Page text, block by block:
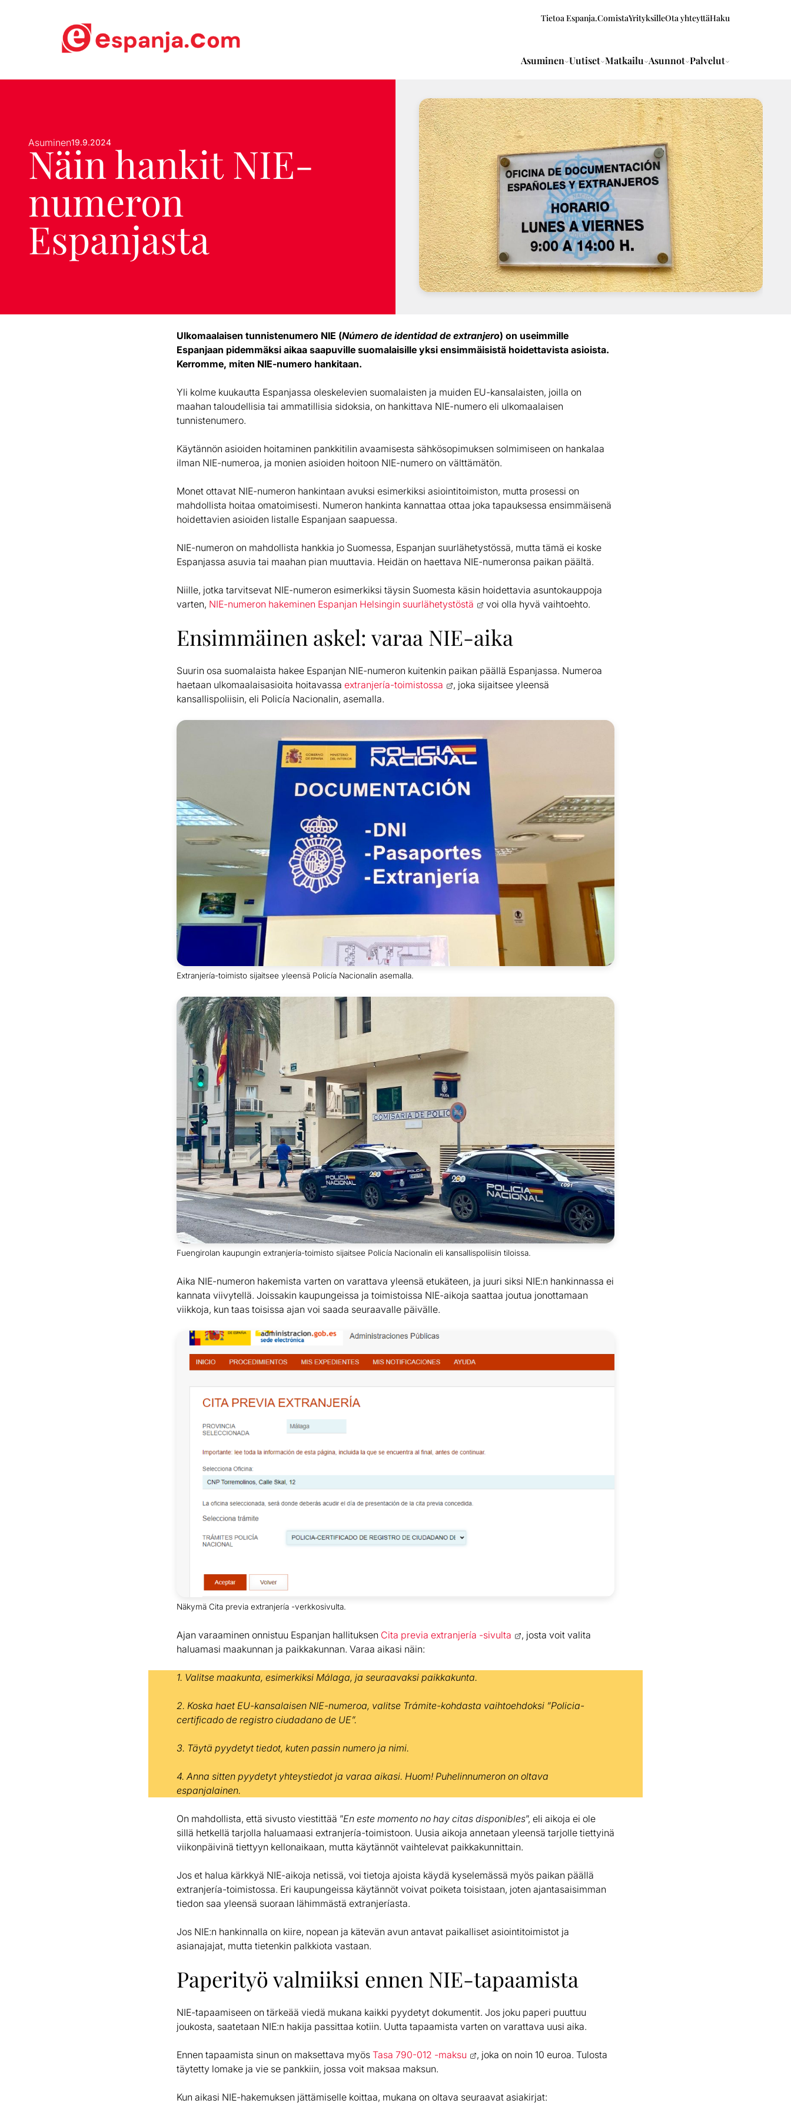
Tietoa Espanja.ComistaYrityksilleOta yhteyttäHaku
Asuminen Uutiset Matkailu Asunnot Palvelut
Asuminen19.9.2024
Näin hankit NIE-
numeron
Espanjasta
Ulkomaalaisen tunnistenumero NIE (Número de identidad de extranjero) on useimmille
Espanjaan pidemmäksi aikaa saapuville suomalaisille yksi ensimmäisistä hoidettavista asioista.
Kerromme, miten NIE-numero hankitaan.
Yli kolme kuukautta Espanjassa oleskelevien suomalaisten ja muiden EU-kansalaisten, joilla on
maahan taloudellisia tai ammatillisia sidoksia, on hankittava NIE-numero eli ulkomaalaisen
tunnistenumero.
Käytännön asioiden hoitaminen pankkitilin avaamisesta sähkösopimuksen solmimiseen on hankalaa
ilman NIE-numeroa, ja monien asioiden hoitoon NIE-numero on välttämätön.
Monet ottavat NIE-numeron hankintaan avuksi esimerkiksi asiointitoimiston, mutta prosessi on
mahdollista hoitaa omatoimisesti. Numeron hankinta kannattaa ottaa joka tapauksessa ensimmäisenä
hoidettavien asioiden listalle Espanjaan saapuessa.
NIE-numeron on mahdollista hankkia jo Suomessa, Espanjan suurlähetystössä, mutta tämä ei koske
Espanjassa asuvia tai maahan pian muuttavia. Heidän on haettava NIE-numeronsa paikan päältä.
Niille, jotka tarvitsevat NIE-numeron esimerkiksi täysin Suomesta käsin hoidettavia asuntokauppoja
varten, NIE-numeron hakeminen Espanjan Helsingin suurlähetystöstä voi olla hyvä vaihtoehto.
Ensimmäinen askel: varaa NIE-aika
Suurin osa suomalaista hakee Espanjan NIE-numeron kuitenkin paikan päällä Espanjassa. Numeroa
haetaan ulkomaalaisasioita hoitavassa extranjería-toimistossa
, joka sijaitsee yleensä
kansallispoliisin, eli Policía Nacionalin, asemalla.
Extranjería-toimisto sijaitsee yleensä Policía Nacionalin asemalla.
Fuengirolan kaupungin extranjería-toimisto sijaitsee Policía Nacionalin eli kansallispoliisin tiloissa.
Aika NIE-numeron hakemista varten on varattava yleensä etukäteen, ja juuri siksi NIE:n hankinnassa ei
kannata viivytellä. Joissakin kaupungeissa ja toimistoissa NIE-aikoja saattaa joutua jonottamaan
viikkoja, kun taas toisissa ajan voi saada seuraavalle päivälle.
Näkymä Cita previa extranjería -verkkosivulta.
Ajan varaaminen onnistuu Espanjan hallituksen Cita previa extranjería -sivulta
, josta voit valita
haluamasi maakunnan ja paikkakunnan. Varaa aikasi näin:
1. Valitse maakunta, esimerkiksi Málaga, ja seuraavaksi paikkakunta.
2. Koska haet EU-kansalaisen NIE-numeroa, valitse Trámite-kohdasta vaihtoehdoksi ”Policia-
certificado de registro ciudadano de UE”.
3. Täytä pyydetyt tiedot, kuten passin numero ja nimi.
4. Anna sitten pyydetyt yhteystiedot ja varaa aikasi. Huom! Puhelinnumeron on oltava
espanjalainen.
On mahdollista, että sivusto viestittää ”En este momento no hay citas disponibles”, eli aikoja ei ole
sillä hetkellä tarjolla haluamaasi extranjería-toimistoon. Uusia aikoja annetaan yleensä tarjolle tiettyinä
viikonpäivinä tiettyyn kellonaikaan, mutta käytännöt vaihtelevat paikkakunnittain.
Jos et halua kärkkyä NIE-aikoja netissä, voi tietoja ajoista käydä kyselemässä myös paikan päällä
extranjería-toimistossa. Eri kaupungeissa käytännöt voivat poiketa toisistaan, joten ajantasaisimman
tiedon saa yleensä suoraan lähimmästä extranjeríasta.
Jos NIE:n hankinnalla on kiire, nopean ja kätevän avun antavat paikalliset asiointitoimistot ja
asianajajat, mutta tietenkin palkkiota vastaan.
Paperityö valmiiksi ennen NIE-tapaamista
NIE-tapaamiseen on tärkeää viedä mukana kaikki pyydetyt dokumentit. Jos joku paperi puuttuu
joukosta, saatetaan NIE:n hakija passittaa kotiin. Uutta tapaamista varten on varattava uusi aika.
Ennen tapaamista sinun on maksettava myös Tasa 790-012 -maksu
, joka on noin 10 euroa. Tulosta
täytetty lomake ja vie se pankkiin, jossa voit maksaa maksun.
Kun aikasi NIE-hakemuksen jättämiselle koittaa, mukana on oltava seuraavat asiakirjat: